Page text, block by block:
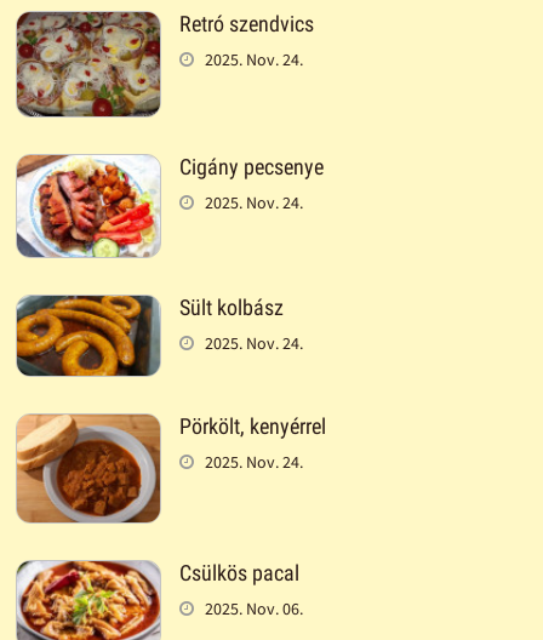
Retró szendvics
2025. Nov. 24.
Cigány pecsenye
2025. Nov. 24.
Sült kolbász
2025. Nov. 24.
Pörkölt, kenyérrel
2025. Nov. 24.
Csülkös pacal
2025. Nov. 06.